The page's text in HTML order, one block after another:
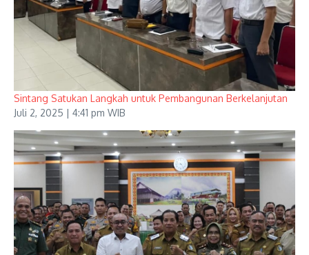
Sintang Satukan Langkah untuk Pembangunan Berkelanjutan
Juli 2, 2025 | 4:41 pm WIB